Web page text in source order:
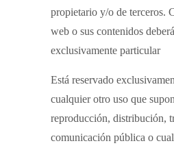
propietario y/o de terceros.
web o sus contenidos
exclusivamente particular
Está reservado
cualquier otro uso que
reproducción, distribución,
comunicación pública o